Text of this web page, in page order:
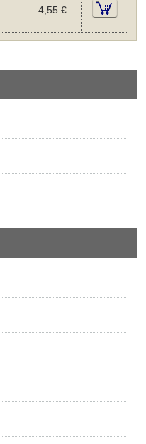
4,55 €